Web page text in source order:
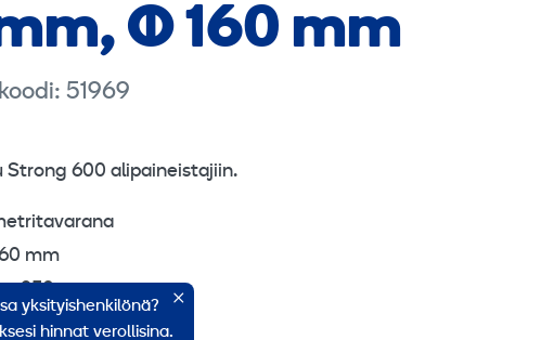
Ø 160 mm
51969
Strong 600 alipaineistajiin.
mm
250 mm
0,15 mm
yksityishenkilönä?
hinnat verollisina.